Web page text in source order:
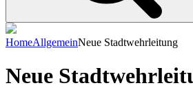
HomeAllgemeinNeue Stadtwehrleitung
Neue